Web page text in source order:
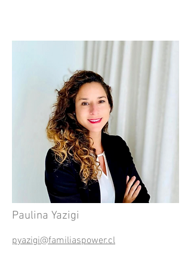
Paulina Yazigi
pyazigi@familiaspower.cl